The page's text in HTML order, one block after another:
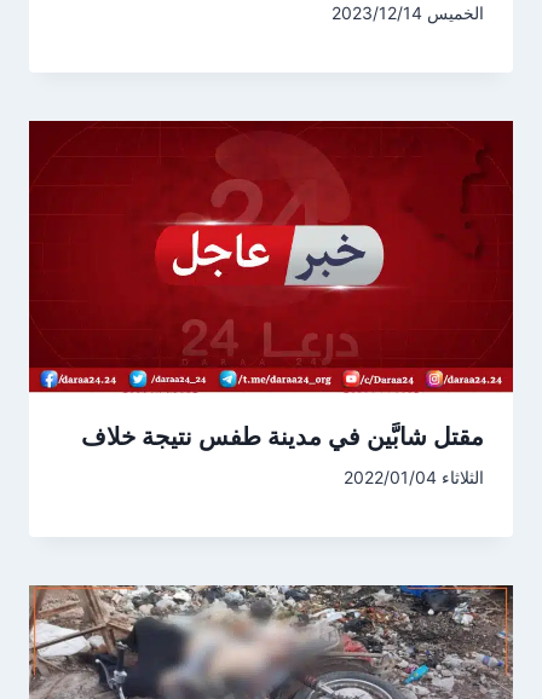
الخميس 2023/12/14
مقتل شابَّين في مدينة طفس نتيجة خلاف
الثلاثاء 2022/01/04